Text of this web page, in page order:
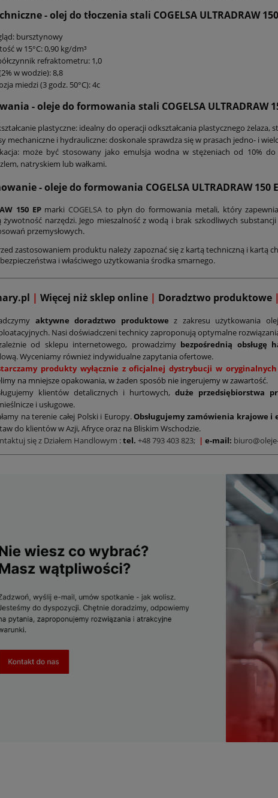
- olej do tłoczenia stali COGELSA ULTRADRAW
bursztynowy
w 15°C: 0,90 kg/dm³
refraktometru: 1,0
w wodzie): 8,8
miedzi (3 godz. 50°C): 4c
- oleje do formowania stali COGELSA ULTRADRAW
plastyczne: idealny do operacji odkształcania plastycznego żelaza,
mechaniczne i hydrauliczne: doskonale sprawdza się w prasach jedno- i
może być stosowany jako emulsja wodna w stężeniach od 10%
natryskiem lub wałkami.
- oleje do formowania COGELSA ULTRADRAW 150
150 EPmarki COGELSA to płyn do formowania metali, który
żywotność narzędzi. Jego mieszalność z wodą i brak szkodliwych
przemysłowych.
zastosowaniem produktu należy zapoznać się z kartą techniczną i kartą
i właściwego użytkowania środka smarnego.
| Więcej niż sklep online | Doradztwo produktowe |
aktywne doradztwo produktowe z zakresu użytkowania
Nasi doświadczeni technicy zaproponują optymalne
od sklepu internetowego, prowadzimy bezpośrednią obsługę
Wyceniamy również indywidualne zapytania ofertowe.
produkty wyłącznie z oficjalnej dystrybucji w
na mniejsze opakowania, w żaden sposób nie ingerujemy w zawartość.
klientów detalicznych i hurtowych, duże przedsiębiorstwa
i usługowe.
na terenie całej Polski i Europy.Obsługujemy zamówienia krajowe i
do klientów w Azji, Afryce oraz na Bliskim Wschodzie.
się z Działem Handlowym :tel. +48 793 403 823; | e-mail: